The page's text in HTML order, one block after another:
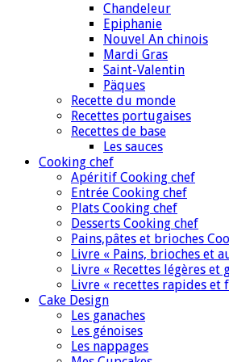
Chandeleur
Epiphanie
Nouvel An chinois
Mardi Gras
Saint-Valentin
Päques
Recette du monde
Recettes portugaises
Recettes de base
Les sauces
Cooking chef
Apéritif Cooking chef
Entrée Cooking chef
Plats Cooking chef
Desserts Cooking chef
Pains,pâtes et brioches
Livre « Pains, brioches et
Livre « Recettes légères et
Livre « recettes rapides et
Cake Design
Les ganaches
Les génoises
Les nappages